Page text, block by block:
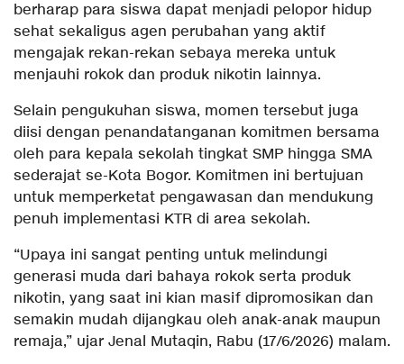
berharap para siswa dapat menjadi pelopor hidup
sehat sekaligus agen perubahan yang aktif
mengajak rekan-rekan sebaya mereka untuk
menjauhi rokok dan produk nikotin lainnya.
Selain pengukuhan siswa, momen tersebut juga
diisi dengan penandatanganan komitmen bersama
oleh para kepala sekolah tingkat SMP hingga SMA
sederajat se-Kota Bogor. Komitmen ini bertujuan
untuk memperketat pengawasan dan mendukung
penuh implementasi KTR di area sekolah.
“Upaya ini sangat penting untuk melindungi
generasi muda dari bahaya rokok serta produk
nikotin, yang saat ini kian masif dipromosikan dan
semakin mudah dijangkau oleh anak-anak maupun
remaja,” ujar Jenal Mutaqin, Rabu (17/6/2026) malam.